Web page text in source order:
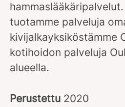
tuotamme palveluja
kivijalkayksiköstämme
kotihoidon palveluja
alueella.
Perustettu 2020